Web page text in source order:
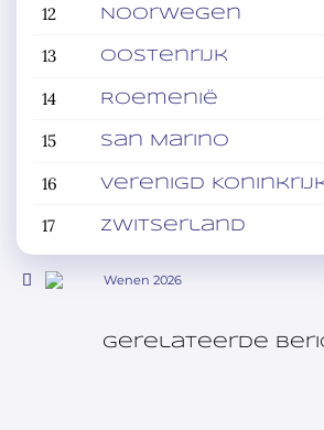
12 Noorwegen
13 Oostenrijk
14 Roemenië
15 San Marino
16 Verenigd
17 Zwitserland
Wenen 2026
Gerelateerde